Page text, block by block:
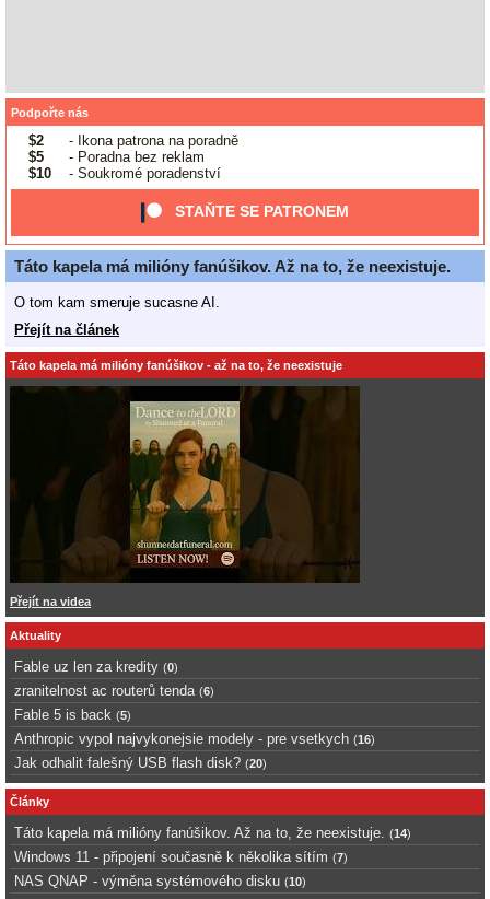
Podpořte nás
$2
- Ikona patrona na poradně
$5
- Poradna bez reklam
$10
- Soukromé poradenství
STAŇTE SE PATRONEM
Táto kapela má milióny fanúšikov. Až na to, že neexistuje.
O tom kam smeruje sucasne AI.
Přejít na článek
Táto kapela má milióny fanúšikov - až na to, že neexistuje
Přejít na videa
Aktuality
Fable uz len za kredity (0)
zranitelnost ac routerů tenda (6)
Fable 5 is back (5)
Anthropic vypol najvykonejsie modely - pre vsetkych (16)
Jak odhalit falešný USB flash disk? (20)
Články
Táto kapela má milióny fanúšikov. Až na to, že neexistuje. (14)
Windows 11 - připojení současně k několika sítím (7)
NAS QNAP - výměna systémového disku (10)